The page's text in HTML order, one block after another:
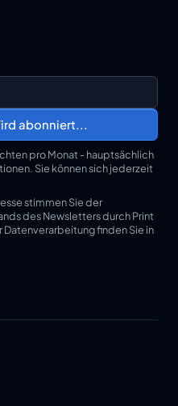
abonniert...
pro Monat - hauptsächlich
Sie können sich jederzeit
stimmen Sie der
des Newsletters durch Print
Datenverarbeitung finden Sie in